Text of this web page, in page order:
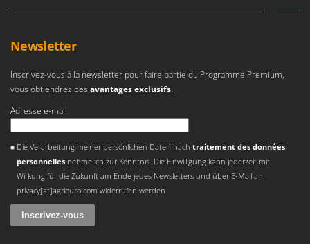
Newsletter
Inscrivez-vous à la newsletter pour faire partie du Programme Premium,
vous obtiendrez des avantages exclusifs.
Adresse e-mail
Die Verarbeitung meiner persönlichen Daten nach traitement des données
personnellesnehme ich zur Kenntnis. Die Einwilligung kann jederzeit mit
Wirkung für die Zukunft am Ende jedes Newsletters und über E-Mail an
privacy[at]agrieuro.com widerrufen werden